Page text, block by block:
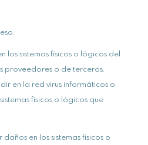
los sistemas físicos o lógicos del
proveedores o de terceros.
en la red virus informáticos o
físicos o lógicos que
en los sistemas físicos o